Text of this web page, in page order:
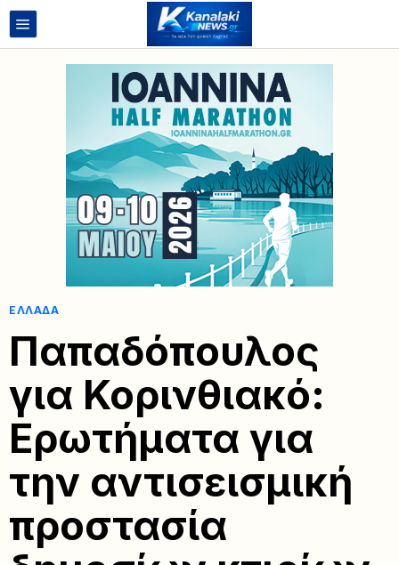
ΕΛΛΆΔΑ
Παπαδόπουλος
για Κορινθιακό:
Ερωτήματα για
την αντισεισμική
προστασία